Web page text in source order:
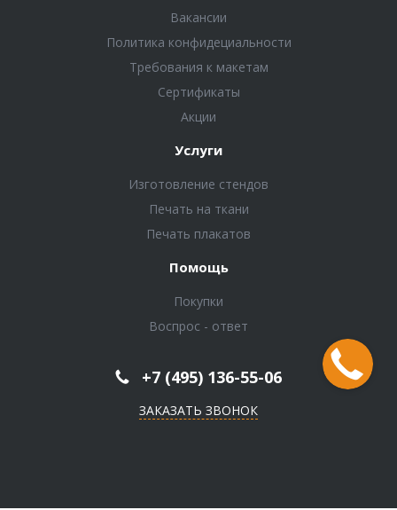
Вакансии
Политика конфидециальности
Требования к макетам
Сертификаты
Акции
Услуги
Изготовление стендов
Печать на ткани
Печать плакатов
Помощь
Покупки
Воспрос - ответ
+7 (495) 136-55-06
ЗАКАЗАТЬ ЗВОНОК